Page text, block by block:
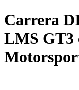
Carrera
LMS